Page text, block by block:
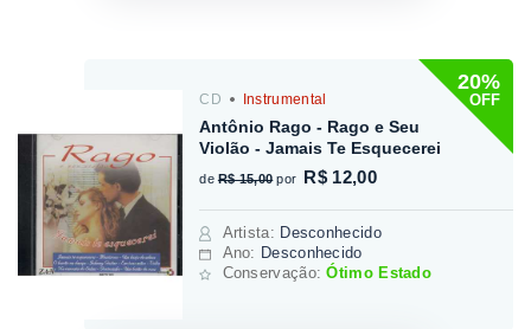
20%
OFF
CD Instrumental
Antônio Rago - Rago e Seu
Violão - Jamais Te Esquecerei
de R$ 15,00 por R$ 12,00
Artista: Desconhecido
Ano: Desconhecido
Conservação:Ótimo Estado